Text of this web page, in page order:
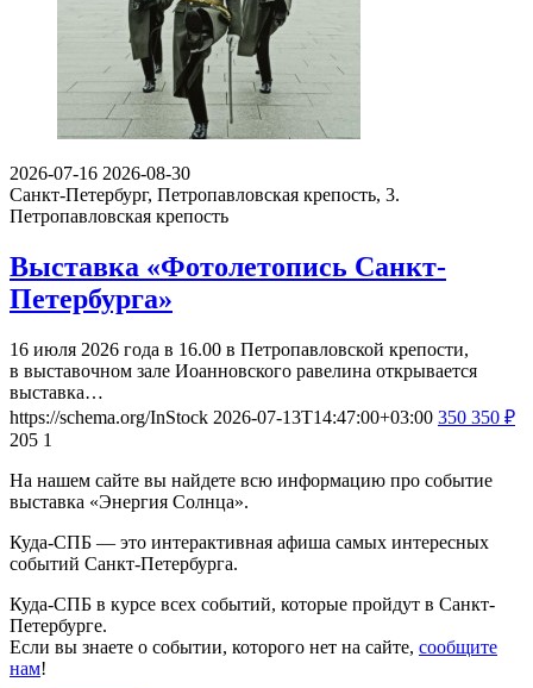
2026-07-16 2026-08-30
Санкт-Петербург, Петропавловская крепость, 3.
Петропавловская крепость
Выставка «Фотолетопись Санкт-
Петербурга»
16 июля 2026 года в 16.00 в Петропавловской крепости,
в выставочном зале Иоанновского равелина открывается
выставка…
https://schema.org/InStock 2026-07-13T14:47:00+03:00 350 350 ₽
205 1
На нашем сайте вы найдете всю информацию про событие
выставка «Энергия Солнца».
Куда-СПБ — это интерактивная афиша самых интересных
событий Санкт-Петербурга.
Куда-СПБ в курсе всех событий, которые пройдут в Санкт-
Петербурге.
Если вы знаете о событии, которого нет на сайте, сообщите
нам!